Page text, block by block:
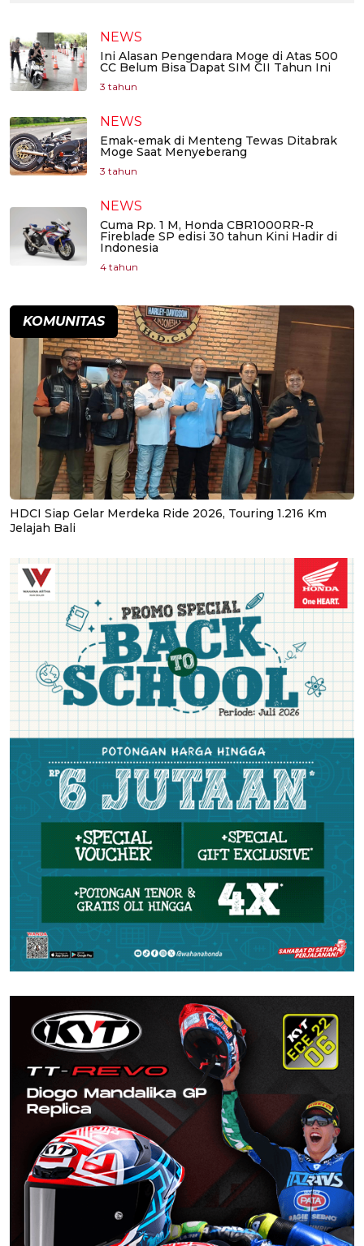
NEWS
Ini Alasan Pengendara Moge di Atas 500
CC Belum Bisa Dapat SIM CII Tahun Ini
3 tahun
NEWS
Emak-emak di Menteng Tewas Ditabrak
Moge Saat Menyeberang
3 tahun
NEWS
Cuma Rp. 1 M, Honda CBR1000RR-R
Fireblade SP edisi 30 tahun Kini Hadir di
Indonesia
4 tahun
KOMUNITAS
HDCI Siap Gelar Merdeka Ride 2026, Touring 1.216 Km
Jelajah Bali